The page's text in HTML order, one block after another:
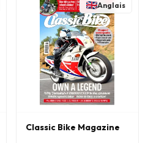
Anglais
Classic Bike Magazine